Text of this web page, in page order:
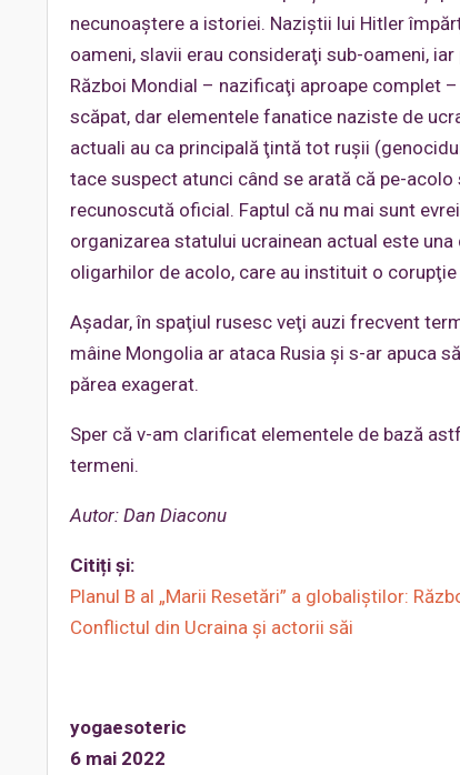
necunoaştere a istoriei. Naziştii lui Hitler
oameni, slavii erau consideraţi sub-oameni,
Război Mondial – nazificaţi aproape complet
scăpat, dar elementele fanatice naziste de
actuali au ca principală ţintă tot ruşii
tace suspect atunci când se arată că pe-
recunoscută oficial. Faptul că nu mai sunt
organizarea statului ucrainean actual este
oligarhilor de acolo, care au instituit o
Aşadar, în spaţiul rusesc veţi auzi frecvent
mâine Mongolia ar ataca Rusia şi s-ar apuca
părea exagerat.
Sper că v-am clarificat elementele de bază
termeni.
Autor: Dan Diaconu
Citiți și:
Planul B al „Marii Resetări” a globaliștilor:
Conflictul din Ucraina și actorii săi
yogaesoteric
6 mai 2022